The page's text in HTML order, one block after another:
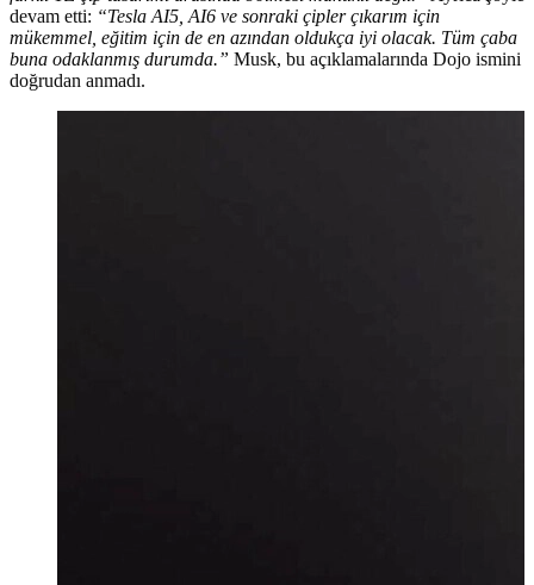
devam etti: “Tesla AI5, AI6 ve sonraki çipler çıkarım için
mükemmel, eğitim için de en azından oldukça iyi olacak. Tüm çaba
buna odaklanmış durumda.” Musk, bu açıklamalarında Dojo ismini
doğrudan anmadı.